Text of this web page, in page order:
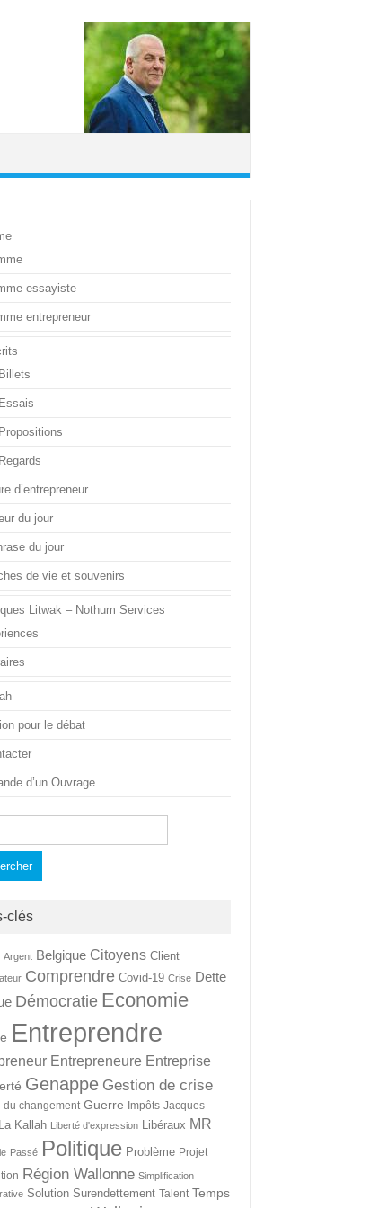
essayiste
entrepreneur
d’entrepreneur
du jour
du jour
de vie et souvenirs
Litwak – Nothum Services
pour le débat
d’un Ouvrage
clés
Argent Belgique Citoyens Client
Comprendre Covid-19 Crise Dette
Démocratie Economie
Entreprendre
Entrepreneure Entreprise
Genappe Gestion de crise
du changement Guerre Impôts Jacques
La Kallah Liberté d'expression Libéraux MR
Passé Politique Problème Projet
Région Wallonne Simplification
Solution Surendettement Talent Temps